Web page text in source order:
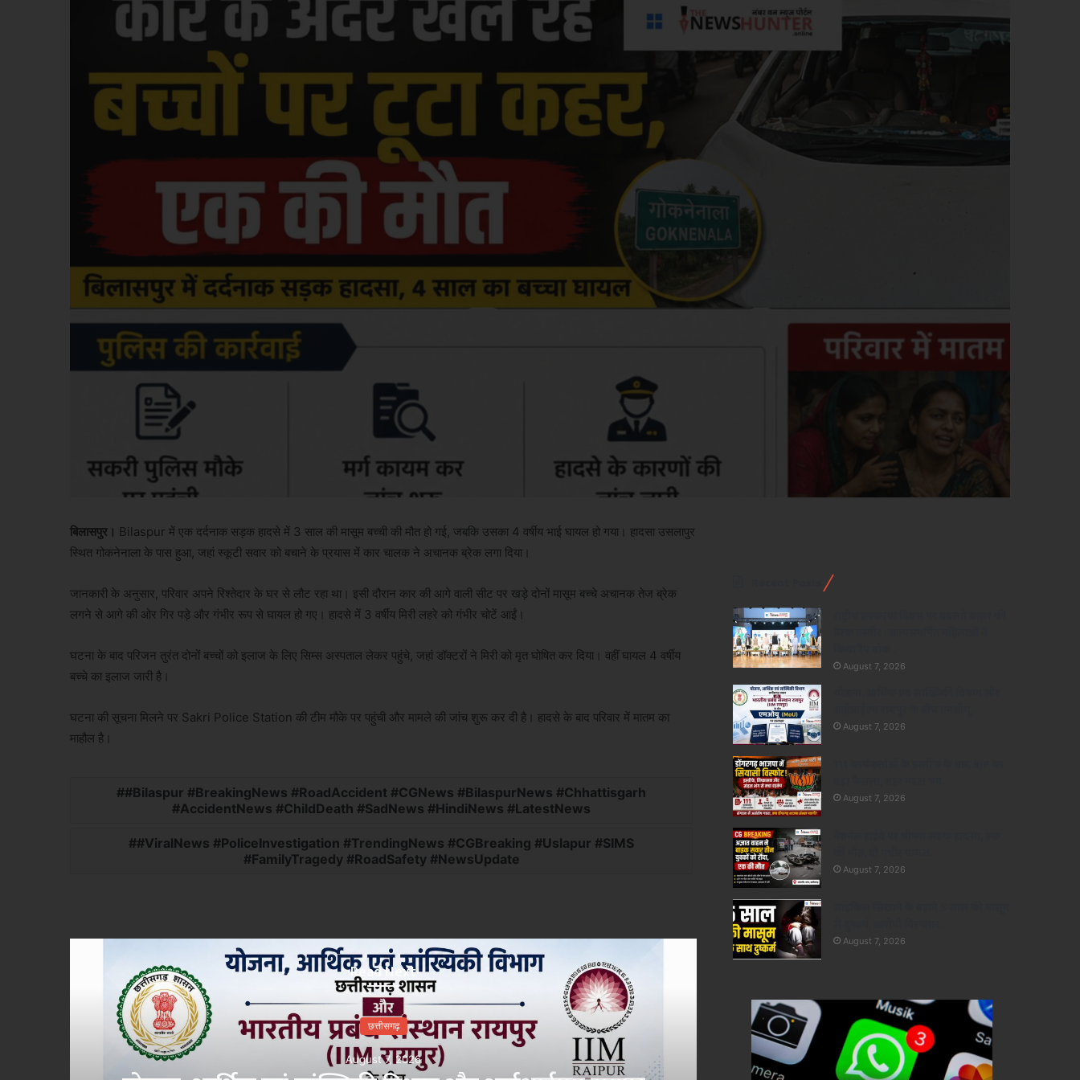
बिलासपुर। Bilaspur में एक दर्दनाक सड़क हादसे में 3 साल की मासूम बच्ची की मौत हो गई, जबकि उसका 4 वर्षीय भाई घायल हो गया। हादसा उसलापुर
स्थित गोकनेनाला के पास हुआ, जहां स्कूटी सवार को बचाने के प्रयास में कार चालक ने अचानक ब्रेक लगा दिया।
जानकारी के अनुसार, परिवार अपने रिश्तेदार के घर से लौट रहा था। इसी दौरान कार की आगे वाली सीट पर खड़े दोनों मासूम बच्चे अचानक तेज ब्रेक
लगने से आगे की ओर गिर पड़े और गंभीर रूप से घायल हो गए। हादसे में 3 वर्षीय मिरी लहरे को गंभीर चोटें आईं।
घटना के बाद परिजन तुरंत दोनों बच्चों को इलाज के लिए सिम्स अस्पताल लेकर पहुंचे, जहां डॉक्टरों ने मिरी को मृत घोषित कर दिया। वहीं घायल 4 वर्षीय
बच्चे का इलाज जारी है।
घटना की सूचना मिलने पर Sakri Police Station की टीम मौके पर पहुंची और मामले की जांच शुरू कर दी है। हादसे के बाद परिवार में मातम का
माहौल है।
#Bilaspur #BreakingNews #RoadAccident #CGNews #BilaspurNews #Chhattisgarh
#AccidentNews #ChildDeath #SadNews #HindiNews #LatestNews
#ViralNews #PoliceInvestigation #TrendingNews #CGBreaking #Uslapur #SIMS
#FamilyTragedy #RoadSafety #NewsUpdate
Read Next
छत्तीसगढ़
August 7, 2026 August 7, 2026
August 7, 2026
August 7, 2026
August 7, 2026
August 7, 2026
August 7, 2026